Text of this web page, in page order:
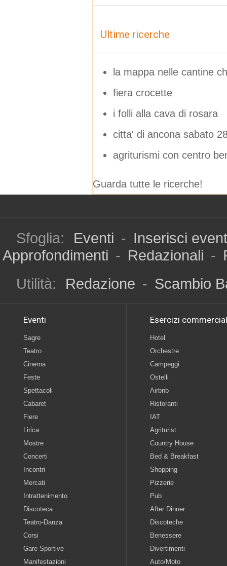
Ultime ricerche
la mappa nelle cantine
fiera crocette
i folli alla cava di rosara
citta' di ancona sabato
agriturismi con centro
Guarda tutte le ricerche!
Sfoglia: Eventi - Inserisci
Approfondimenti - Redazionali -
Utilità:
Redazione - Scambio
Eventi
Sagre
Teatro
Cinema
Feste
Spettacoli
Cabaret
Fiere
Lirica
Mostre
Concerti
Incontri
Mercati
Intrattenimento
Discoteca
Teatro-Danza
Corsi
Gare-Sportive
Manifestazioni
Esercizi
Hotel
Orchestre
Campeggi
Ostelli
Airbnb
Ristoranti
IAT
Agriturist
Country House
Bed & Breakfast
Shopping
Pizzerie
Pub
After Dinner
Discoteche
Benessere
Divertimenti
Auto/Moto